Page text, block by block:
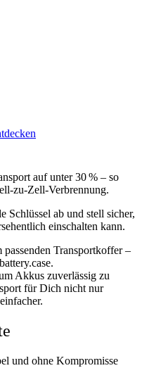
auf unter 30 % – so
zu-Zell-Verbrennung.
Schlüssel ab und stell sicher,
einschalten kann.
Transportkoffer –
Akkus zuverlässig zu
für Dich nicht nur
und ohne Kompromisse